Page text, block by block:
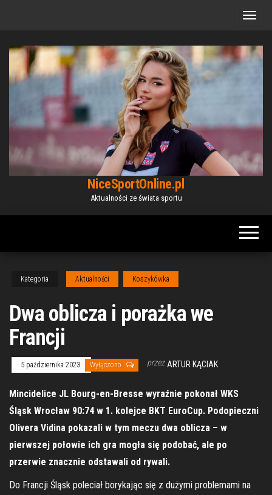
NiceSportOnline.pl
Aktualności ze świata sportu
Kategoria Aktualności Koszykówka
Dwa oblicza i porażka we
Francji
5 października 2023 Wyłączono przez ARTUR KĄCIAK
Mincidelice JL Bourg-en-Bresse wyraźnie pokonał WKS
Śląsk Wrocław 90:74 w 1. kolejce BKT EuroCup. Podopieczni
Olivera Vidina pokazali w tym meczu dwa oblicza – w
pierwszej połowie ich gra mogła się podobać, ale po
przerwie znacznie odstawali od rywali.
Do Francji Śląsk poleciał borykając się z dużymi problemami na